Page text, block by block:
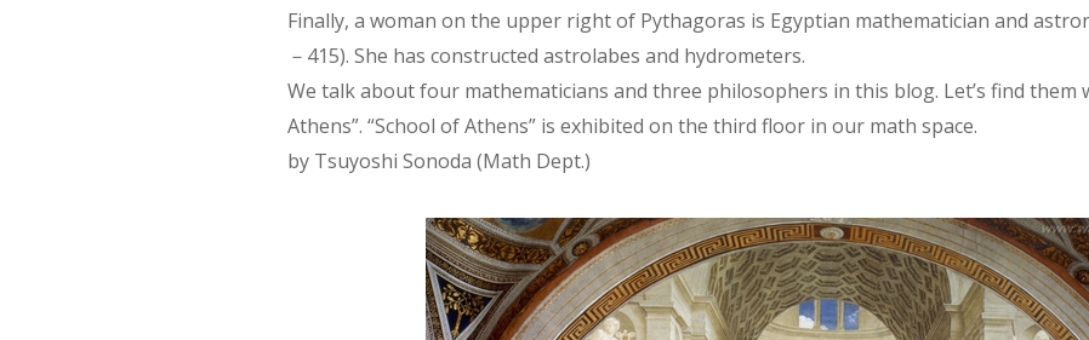
Finally, a woman on the upper right of Pythagoras is Egyptian mathematician and
－415). She has constructed astrolabes and hydrometers.
We talk about four mathematicians and three philosophers in this blog. Let’s find them
Athens”. “School of Athens” is exhibited on the third floor in our math space.
by Tsuyoshi Sonoda (Math Dept.)